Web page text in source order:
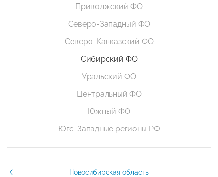
Приволжский ФО
Северо-Западный ФО
Северо-Кавказский ФО
Сибирский ФО
Уральский ФО
Центральный ФО
Южный ФО
Юго-Западные регионы РФ
Новосибирская область